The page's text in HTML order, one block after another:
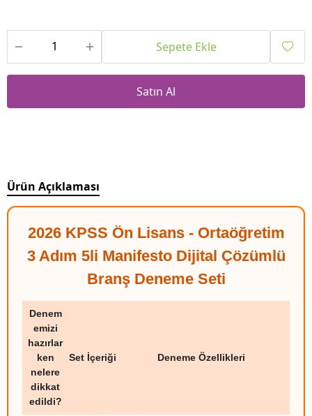
Sepete Ekle
Satın Al
Ürün Açıklaması
2026 KPSS Ön Lisans - Ortaöğretim
3 Adım 5li Manifesto Dijital Çözümlü
Branş Deneme Seti
Denem
emizi
hazırlar
ken
nelere
dikkat
edildi?
Set İçeriği Deneme Özellikleri